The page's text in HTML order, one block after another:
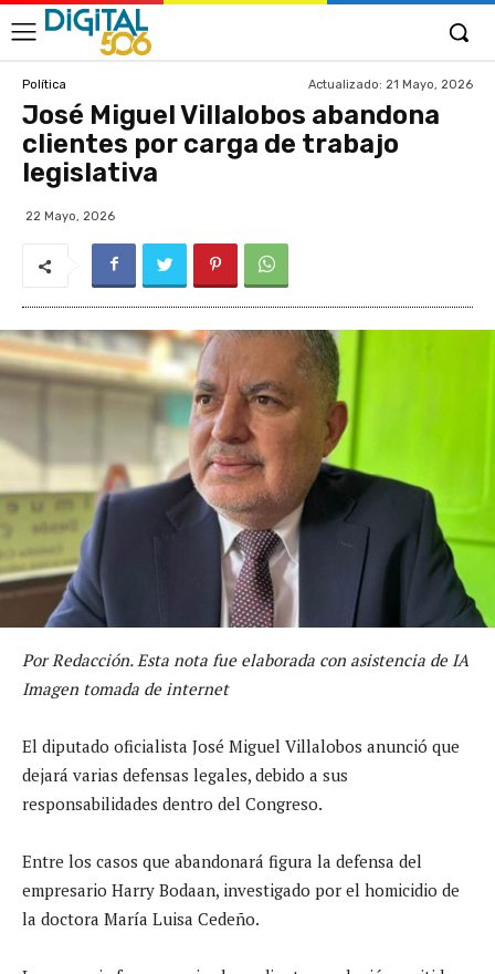
Política Actualizado: 21 Mayo, 2026
José Miguel Villalobos abandona
clientes por carga de trabajo
legislativa
22 Mayo, 2026
Por Redacción. Esta nota fue elaborada con asistencia de IA
Imagen tomada de internet
El diputado oficialista José Miguel Villalobos anunció que
dejará varias defensas legales, debido a sus
responsabilidades dentro del Congreso.
Entre los casos que abandonará figura la defensa del
empresario Harry Bodaan, investigado por el homicidio de
la doctora María Luisa Cedeño.